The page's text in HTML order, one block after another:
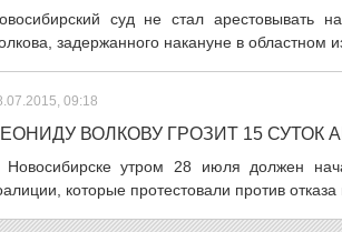
суд не стал арестовывать
задержанного накануне в областном
09:18
ВОЛКОВУ ГРОЗИТ 15 СУТОК
Новосибирске утром 28 июля должен
которые протестовали против